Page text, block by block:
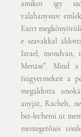
amikor így
valahányszor
Ezért
e szavakkal
Izrael, mondván,
Menáse”.
fiúgyermekeit a
megáldotta
anyját, Ráchelt,
bét-lechemi út
mentegetőzés